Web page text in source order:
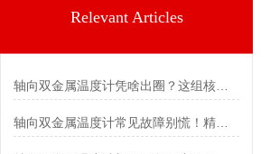
Relevant Articles
轴向双金属温度计凭啥出圈？这组核心特点给出了答案
轴向双金属温度计常见故障别慌！精准定位，轻松搞定难题